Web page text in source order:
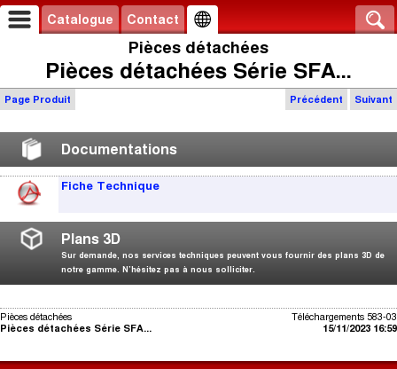
Catalogue Contact
Pièces détachées
Pièces détachées Série SFA...
Précédent Suivant
Page Produit
Documentations
Fiche Technique
Plans 3D
Sur demande, nos services techniques peuvent vous fournir des plans 3D de
notre gamme. N’hésitez pas à nous solliciter.
Téléchargements 583-03
15/11/2023 16:59
Pièces détachées
Pièces détachées Série SFA...